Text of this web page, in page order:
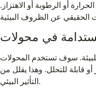
أو الرطوبة أو الاهتزاز.
سوف تستخدم المحولات
أو قابلة للتحلل. وهذا يقلل من
التأثير البيئي.